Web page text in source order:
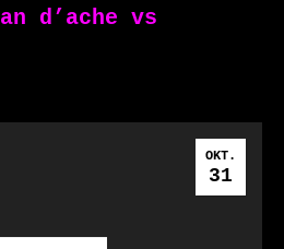
d’ache vs
OKT.
31